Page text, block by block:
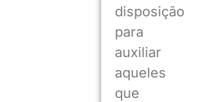
disposição
para
auxiliar
aqueles
que